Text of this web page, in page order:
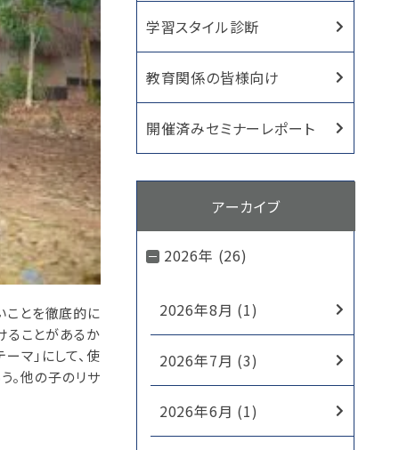
ことを徹底的に
ることがあるか
マ」にして、使
。他の子のリサ
学習スタイル診断
教育関係の皆様向け
開催済みセミナーレポート
アーカイブ
2026年 (26)
2026年8月 (1)
2026年7月 (3)
2026年6月 (1)